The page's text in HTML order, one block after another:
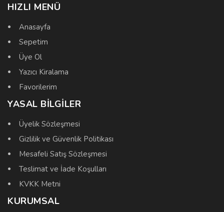
HIZLI MENÜ
Anasayfa
Sepetim
Üye Ol
Yazıcı Kiralama
Favorilerim
YASAL BILGILER
Üyelik Sözleşmesi
Gizlilik ve Güvenlik Politikası
Mesafeli Satış Sözleşmesi
Teslimat ve İade Koşulları
KVKK Metni
KURUMSAL